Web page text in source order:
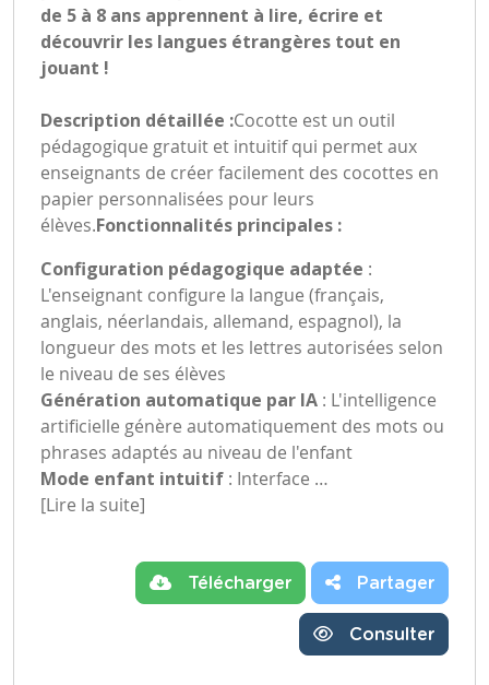
de 5 à 8 ans apprennent à lire, écrire et
découvrir les langues étrangères tout en
jouant !
Description détaillée :Cocotte est un outil
pédagogique gratuit et intuitif qui permet aux
enseignants de créer facilement des cocottes en
papier personnalisées pour leurs
élèves.Fonctionnalités principales :
Configuration pédagogique adaptée :
L'enseignant configure la langue (français,
anglais, néerlandais, allemand, espagnol), la
longueur des mots et les lettres autorisées selon
le niveau de ses élèves
Génération automatique par IA : L'intelligence
artificielle génère automatiquement des mots ou
phrases adaptés au niveau de l'enfant
Mode enfant intuitif : Interface …
[Lire la suite]
Télécharger Partager
Consulter